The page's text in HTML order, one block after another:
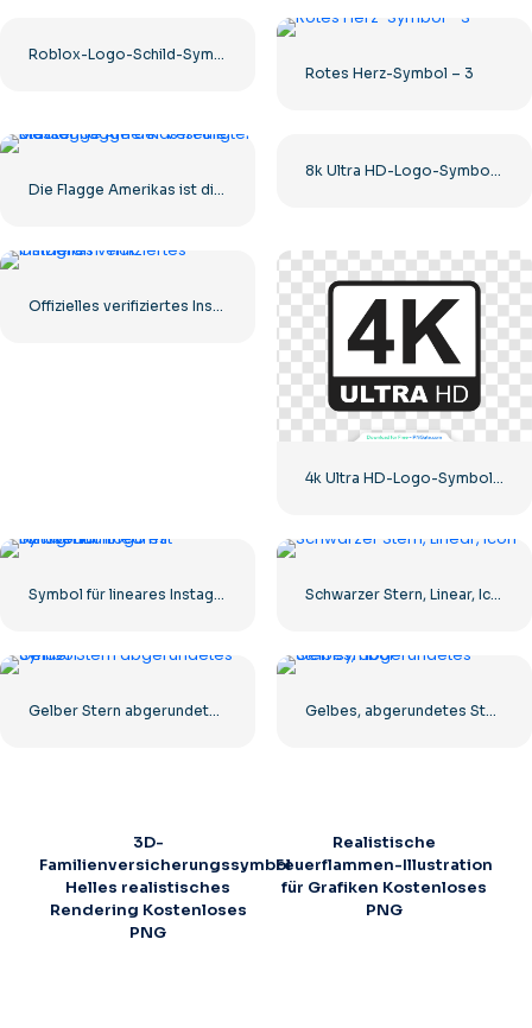
Rotes Herz-Symbol – 3
4k Ultra HD-Logo-Symbol schwarz monochrom
Symbol für lineares Instagram-Logo mit Farbverlauf Schwarzer Stern, Linear, Icon
Gelber Stern abgerundetes Symbol Gelbes, abgerundetes Sternsymbol
3D-
Familienversicherungssymbol
Helles realistisches
Rendering Kostenloses
PNG
Realistische
Feuerflammen-Illustration
für Grafiken Kostenloses
PNG